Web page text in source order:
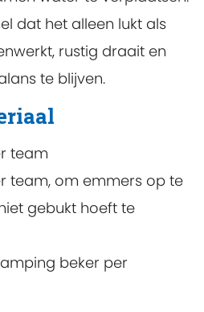
dat het alleen lukt als
rustig draait en
te blijven.
team
team, om emmers op te
gebukt hoeft te
beker per